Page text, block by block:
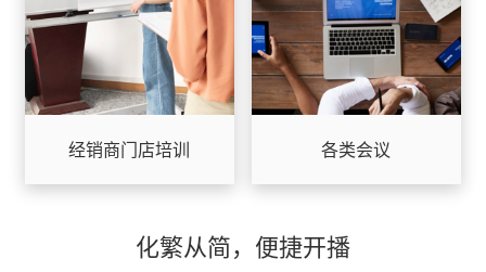
经销商门店培训 各类会议
化繁从简，便捷开播